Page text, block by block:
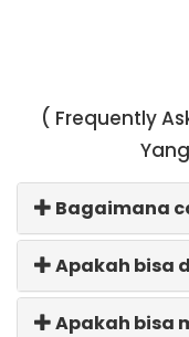
( Frequently
Bagaimana
Apakah bisa
Apakah bisa